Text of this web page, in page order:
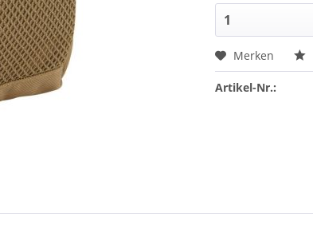
Merken
Artikel-Nr.: